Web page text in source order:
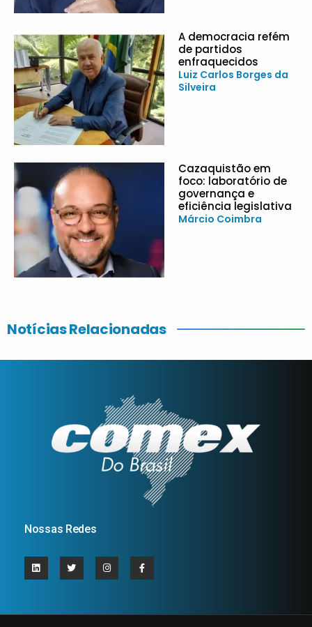
A democracia refém
de partidos
enfraquecidos
Luiz Carlos Borges da
Silveira
Cazaquistão em
foco: laboratório de
governança e
eficiência legislativa
Márcio Coimbra
Notícias Relacionadas
Nossas Redes